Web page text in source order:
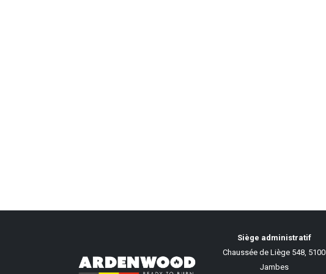
Siège administratif
Chaussée de Liège 548, 5100
Jambes